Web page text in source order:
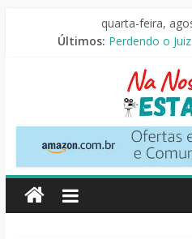
quarta-feira,
Últimos: As Ovelhas
Slow Horses –
Seus Amigos e
O Pistoleiro
Na
Nossa
Estante